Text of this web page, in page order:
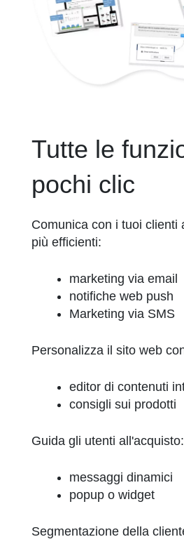
Tutte le
pochi clic
Comunica con i tuoi clienti
più efficienti:
marketing via email
notifiche web push
Marketing via SMS
Personalizza il sito web
editor di contenuti
consigli sui prodotti
Guida gli utenti all'acquisto:
messaggi dinamici
popup o widget
Segmentazione della